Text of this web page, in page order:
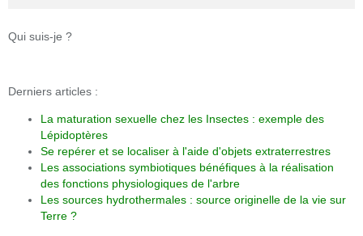
Qui suis-je ?
Derniers articles :
La maturation sexuelle chez les Insectes : exemple des
Lépidoptères
Se repérer et se localiser à l'aide d'objets extraterrestres
Les associations symbiotiques bénéfiques à la réalisation
des fonctions physiologiques de l'arbre
Les sources hydrothermales : source originelle de la vie sur
Terre ?